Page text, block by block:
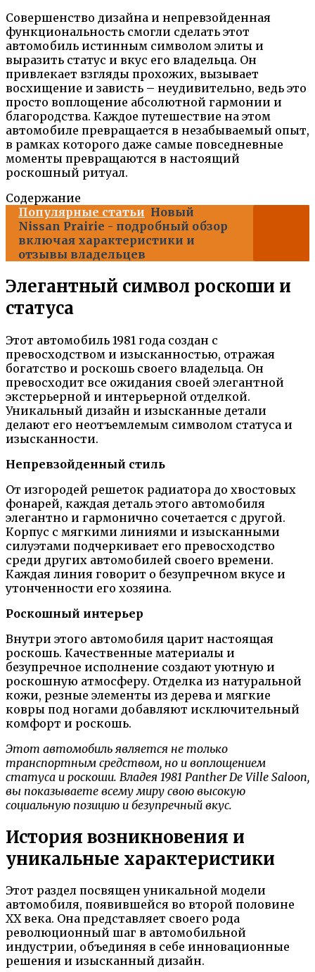
Совершенство дизайна и непревзойденная
функциональность смогли сделать этот
автомобиль истинным символом элиты и
выразить статус и вкус его владельца. Он
привлекает взгляды прохожих, вызывает
восхищение и зависть – неудивительно, ведь это
просто воплощение абсолютной гармонии и
благородства. Каждое путешествие на этом
автомобиле превращается в незабываемый опыт,
в рамках которого даже самые повседневные
моменты превращаются в настоящий
роскошный ритуал.
Содержание
Популярные статьи Новый
Nissan Prairie - подробный обзор
включая характеристики и
отзывы владельцев
Элегантный символ роскоши и
статуса
Этот автомобиль 1981 года создан с
превосходством и изысканностью, отражая
богатство и роскошь своего владельца. Он
превосходит все ожидания своей элегантной
экстерьерной и интерьерной отделкой.
Уникальный дизайн и изысканные детали
делают его неотъемлемым символом статуса и
изысканности.
Непревзойденный стиль
От изгородей решеток радиатора до хвостовых
фонарей, каждая деталь этого автомобиля
элегантно и гармонично сочетается с другой.
Корпус с мягкими линиями и изысканными
силуэтами подчеркивает его превосходство
среди других автомобилей своего времени.
Каждая линия говорит о безупречном вкусе и
утонченности его хозяина.
Роскошный интерьер
Внутри этого автомобиля царит настоящая
роскошь. Качественные материалы и
безупречное исполнение создают уютную и
роскошную атмосферу. Отделка из натуральной
кожи, резные элементы из дерева и мягкие
ковры под ногами добавляют исключительный
комфорт и роскошь.
Этот автомобиль является не только
транспортным средством, но и воплощением
статуса и роскоши. Владея 1981 Panther De Ville Saloon,
вы показываете всему миру свою высокую
социальную позицию и безупречный вкус.
История возникновения и
уникальные характеристики
Этот раздел посвящен уникальной модели
автомобиля, появившейся во второй половине
XX века. Она представляет своего рода
революционный шаг в автомобильной
индустрии, объединяя в себе инновационные
решения и изысканный дизайн.